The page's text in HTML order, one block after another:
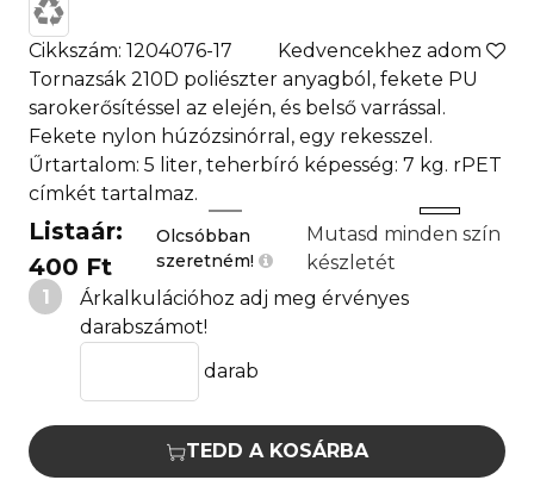
Cikkszám: 1204076-17
Kedvencekhez adom
Tornazsák 210D poliészter anyagból, fekete PU
sarokerősítéssel az elején, és belső varrással.
Fekete nylon húzózsinórral, egy rekesszel.
Űrtartalom: 5 liter, teherbíró képesség: 7 kg. rPET
címkét tartalmaz.
Listaár:
400 Ft
Olcsóbban
szeretném!
Mutasd minden szín
készletét
1
Árkalkulációhoz adj meg érvényes
darabszámot!
darab
TEDD A KOSÁRBA